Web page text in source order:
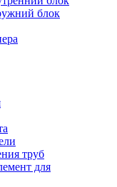
блок
труб
для